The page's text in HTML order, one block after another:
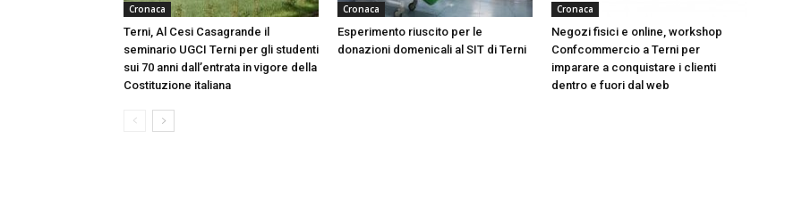
Cronaca
Terni, Al Cesi Casagrande il
seminario UGCI Terni per gli studenti
sui 70 anni dall’entrata in vigore della
Costituzione italiana
Cronaca
Esperimento riuscito per le
donazioni domenicali al SIT di Terni
Cronaca
Negozi fisici e online, workshop
Confcommercio a Terni per
imparare a conquistare i clienti
dentro e fuori dal web